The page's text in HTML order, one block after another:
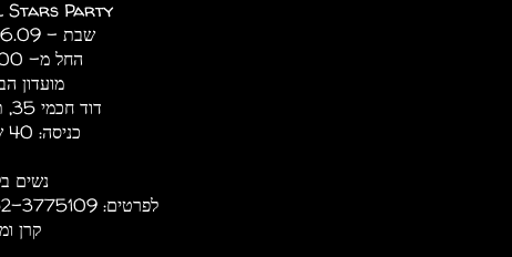
Stars Party
שבת - 27.6.09
החל מ- 18:00
מועדון
דוד חכמי 35, ת"א
כניסה: 40 ש"ח
נשים
לפרטים: 052-3775109
קרן